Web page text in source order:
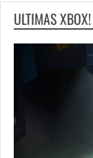
ULTIMAS XBOX!